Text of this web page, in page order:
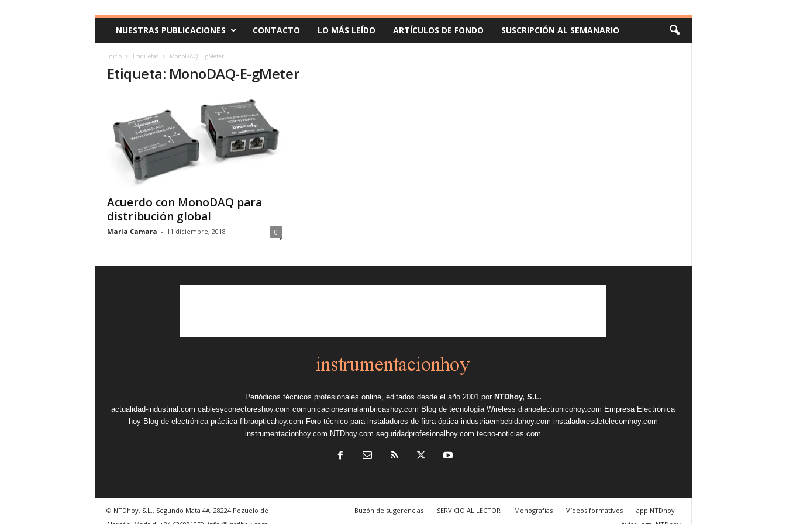
o
NUESTRAS PUBLICACIONES CONTACTO LO MÁS LEÍDO ARTÍCULOS DE FONDO SUSCRIPCIÓN AL SEMANARIO
Inicio Etiquetas MonoDAQ-E-gMeter
Etiqueta: MonoDAQ-E-gMeter
Acuerdo con MonoDAQ para
distribución global
Maria Camara - 11 diciembre, 2018 0
Periódicos técnicos profesionales online, editados desde el año 2001 por NTDhoy, S.L.
actualidad-industrial.com cablesyconectoreshoy.com comunicacionesinalambricashoy.com Blog de tecnología Wireless diarioelectronicohoy.com Empresa Electrónica
hoy Blog de electrónica práctica fibraopticahoy.com Foro técnico para instaladores de fibra óptica industriaembebidahoy.com instaladoresdetelecomhoy.com
instrumentacionhoy.com NTDhoy.com seguridadprofesionalhoy.com tecno-noticias.com
Buzón de sugerencias SERVICIO AL LECTOR Monografías Vídeos formativos
app NTDhoy
© NTDhoy, S.L., Segundo Mata 4A, 28224 Pozuelo de